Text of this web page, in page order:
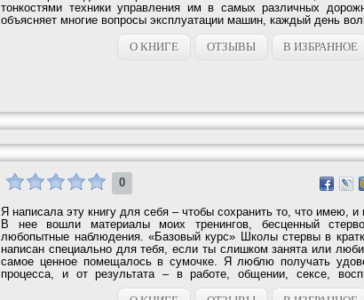
тонкостями техники управления им в самых различных
объясняет многие вопросы эксплуатации машин, каждый день
О КНИГЕ
ОТЗЫВЫ В ИЗБРАННОЕ
0
Я написала эту книгу для себя – чтобы сохранить то, что имею, и
В нее вошли материалы моих тренингов, бесценный
любопытные наблюдения. «Базовый курс» Школы стервы в
написан специально для тебя, если ты слишком занята или
самое ценное помещалось в сумочке. Я люблю получать
процесса, и от результата – в работе, общении, сексе,